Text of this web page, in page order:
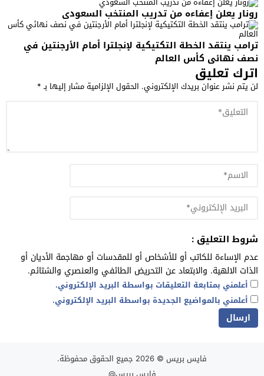
رونار يعلن إعفاءه من تدريب المنتخب السعودي
ترامب ينتقد الخطة التكتيكية لإنجلترا أمام الأرجنتين في
نصف نهائي كأس العالم
اترك تعليق
لن يتم نشر عنوان بريدك الإلكتروني. الحقول الإلزامية مشار إليها بـ*
شروط التعليق :
عدم الإساءة للكاتب أو للأشخاص أو للمقدسات أو مهاجمة الأديان أو
الذات الالهية. والابتعاد عن التحريض الطائفي والعنصري والشتائم.
أعلمني بمتابعة التعليقات بواسطة البريد الإلكتروني.
أعلمني بالمواضيع الجديدة بواسطة البريد الإلكتروني.
فايس بريس © 2026 جميع الحقوق محفوظة.